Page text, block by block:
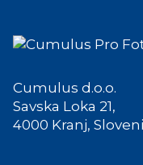
Cumulus d.o.o.
Savska Loka 21,
4000 Kranj,